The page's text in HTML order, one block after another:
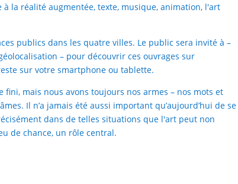
la réalité augmentée, texte, musique, animation, l'art
publics dans les quatre villes. Le public sera invité à –
– pour découvrir ces ouvrages sur
sur votre smartphone ou tablette.
fini, mais nous avons toujours nos armes – nos mots et
Il n’a jamais été aussi important qu’aujourd’hui de se
dans de telles situations que l'art peut non
de chance, un rôle central.